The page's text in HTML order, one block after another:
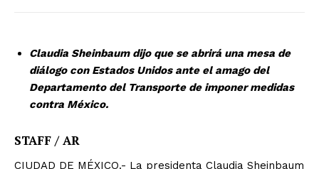
Claudia Sheinbaum dijo que se abrirá una mesa de
diálogo con Estados Unidos ante el amago del
Departamento del Transporte de imponer medidas
contra México.
STAFF / AR
CIUDAD DE MÉXICO.- La presidenta Claudia Sheinbaum